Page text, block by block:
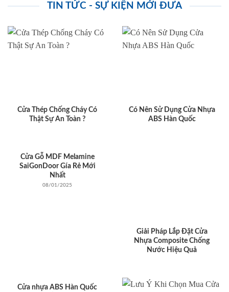
TIN TỨC - SỰ KIỆN MỚI ĐƯA
Cửa Thép Chống Cháy Có
Thật Sự An Toàn ?
Có Nên Sử Dụng Cửa Nhựa
ABS Hàn Quốc
Cửa Gỗ MDF Melamine
SaiGonDoor Gía Rẻ Mới
Nhất
08/01/2025
Giải Pháp Lắp Đặt Cửa
Nhựa Composite Chống
Nước Hiệu Quả
Cửa nhựa ABS Hàn Quốc